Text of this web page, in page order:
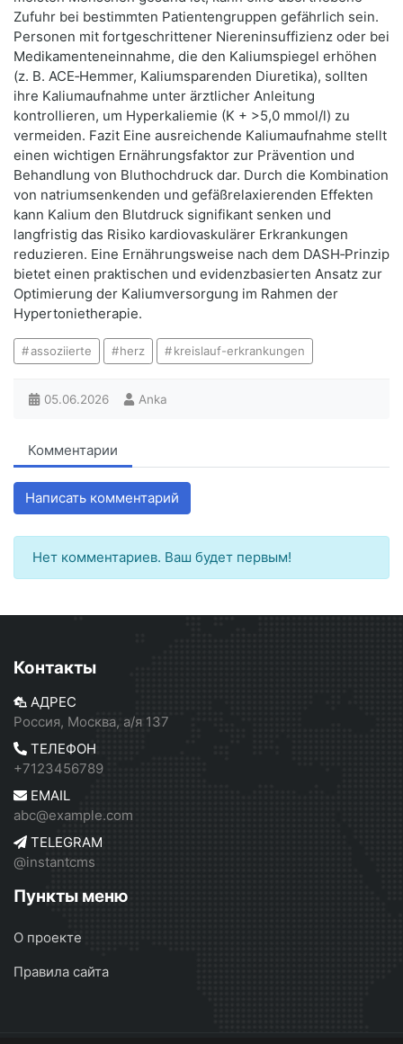
Zufuhr bei bestimmten Patientengruppen gefährlich sein.
Personen mit fortgeschrittener Niereninsuffizienz oder bei
Medikamenteneinnahme, die den Kaliumspiegel erhöhen
(z. B. ACE‑Hemmer, Kaliumsparenden Diuretika), sollten
ihre Kaliumaufnahme unter ärztlicher Anleitung
kontrollieren, um Hyperkaliemie (K + >5,0 mmol/l) zu
vermeiden. Fazit Eine ausreichende Kaliumaufnahme stellt
einen wichtigen Ernährungsfaktor zur Prävention und
Behandlung von Bluthochdruck dar. Durch die Kombination
von natriumsenkenden und gefäßrelaxierenden Effekten
kann Kalium den Blutdruck signifikant senken und
langfristig das Risiko kardiovaskulärer Erkrankungen
reduzieren. Eine Ernährungsweise nach dem DASH‑Prinzip
bietet einen praktischen und evidenzbasierten Ansatz zur
Optimierung der Kaliumversorgung im Rahmen der
Hypertonietherapie.
assoziierte herz kreislauf-erkrankungen
05.06.2026 Anka
Комментарии
Написать комментарий
Нет комментариев. Ваш будет первым!
Контакты
АДРЕС
Россия, Москва, а/я 137
ТЕЛЕФОН
+7123456789
EMAIL
abc@example.com
TELEGRAM
@instantcms
Пункты меню
О проекте
Правила сайта